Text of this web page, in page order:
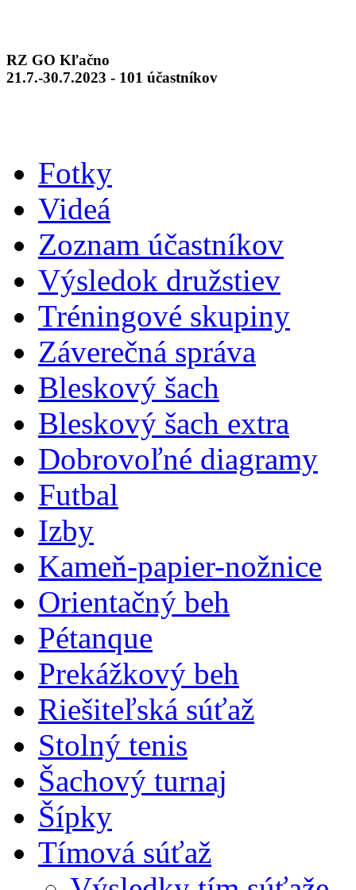
RZ GO Kľačno
21.7.-30.7.2023 - 101 účastníkov
Fotky
Videá
Zoznam účastníkov
Výsledok družstiev
Tréningové skupiny
Záverečná správa
Bleskový šach
Bleskový šach extra
Dobrovoľné diagramy
Futbal
Izby
Kameň-papier-nožnice
Orientačný beh
Pétanque
Prekážkový beh
Riešiteľská súťaž
Stolný tenis
Šachový turnaj
Šípky
Tímová súťaž